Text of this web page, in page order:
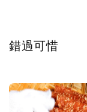
錯過可惜